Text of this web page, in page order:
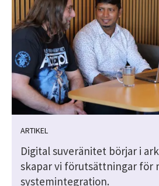
ARTIKEL
Digital suveränitet börjar i
skapar vi förutsättningar för
systemintegration.